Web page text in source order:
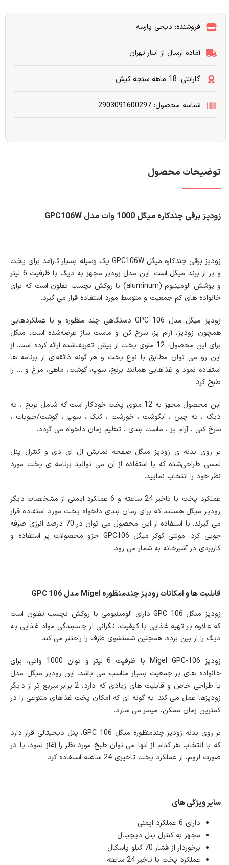
فروشنده: دیجی پارسه
آماده ارسال از انبار تهران
گارانتی: 18 ماهه سنجه کیش
شناسه محصول: 2903091600297
توضیحات محصول
زودپز برقی چندکاره میگل 1000 وات مدل GPC106W
زودپز برقی چندکاره میگل GPC106W یک وسیله بسیار کارآمد برای پخت
و پز از برند میگل است. این مدل زودپز مجهز به دیگ با ظرفیت 6 لیتر
و پوشش آلومینیوم (aluminum) با روکش نچسب تفلون است که برای
خانواده های کم جمعیت و متوسط مورد استفاده قرار می گیرد.
زودپز میگل مدل GPC 106 دستگاهی چند منظوره و با عملکردهایی
همچون زودپز، آرام پز، سرخ کن و ماست ساز عرضه‌شده است. میگل
برای این محصول، 12 منوی پخت از پیش تعریف‌شده ارائه کرده است. از
این رو می توان مطابق با نوع پخت و هر گونه ذائقه‌ای از برنامه ها
استفاده نمود و غذاهایی همانند برنج، سوپ، گوشت، ماهی، مرغ و … را
طبخ کرد.
این محصول مجهز به 12 منوی پخت خودکار است که شامل برنج ، ته
دیگ ، ته چین ، آبگوشت ، خورشت ، کیک ، سوپ ، گوشت/حبوبات ،
سرخ کنی ، آرام پز ، ماست بندی ، تنظیم زمان دلخواه می گردد.
بر روی بدنه ی زودپز میگل صفحه نمایش ال ای دی و کنترل پنل
لمسی طراحی‌شده که با استفاده از آن می توانید برنامه ی پخت مورد
نظر خود را انتخاب نمایید.
عملکرد پخت با تاخیر 24 ساعته و 6 عملکرد ایمنی از مشخصات دیگر
زودپز میگل هستند که برای زمان بندی دلخواه پخت مورد استفاده قرار
می گیرند. با استفاده از این محصول می توان در 70 درصد انرژی صرفه
جویی کرد. مولتی کوکر میگل GPC106 جزو محصولات پر استفاده و
کاربردی در آشپزخانه به شمار می رود.
قابلیت ها و امکانات زودپز چندمنظوره Migel مدل GPC 106
زودپز میگل GPC 106 دارای آلومینیومی با روکش نچسب تفلون است
که علاوه بر تهیه غذایی با کیفیت، نگرانی از چسبندگی مواد غذایی به
دیگ را از بین برده. همچنین شستشوی ظرف را راحتتر می کند.
زودپز Migel GPC-106 با ظرفیت 6 لیتر و توان 1000 واتی، برای
خانواده های پر جمعیت بسیار مناسب می باشد. این زودپز میگل مدل
با طراحی خاص و قابلیت‌ های زیادی که دارد، 2 برابر سریع تر از دیگر
زودپزها عمل می کند. به گونه ای که امکان پخت غذاهای متنوعی را در
کمترین زمان ممکن، میسر می سازد.
بر روی بدنه زودپز چندمنظوره میگل GPC 106، پنل دیجیتالی قرار دارد
که با انتخاب هر کدام از آنها می توان طبخ مورد نظر را آغاز نمود. یا در
صورت لزوم، از عملکرد پخت تاخیری 24 ساعته استفاده کرد.
سایر ویژگی های
دارای 6 عملکرد ایمنی
مجهز به کنترل پنل دیجیتال
برخوردار از فشار 70 کیلو پاسکال
عملکرد پخت با تاخیر 24 ساعته